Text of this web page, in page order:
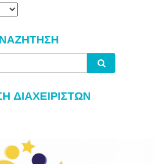
ΔΙΑΧΕΙΡΙΣΤΏΝ